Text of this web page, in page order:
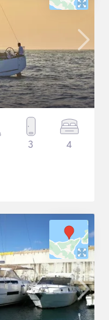
3 4